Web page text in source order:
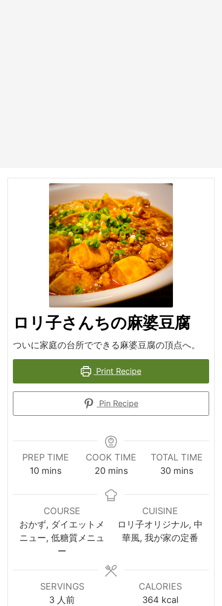
ロリ子さんちの麻婆豆腐
ついに家庭の台所でできる麻婆豆腐の頂点へ。
Print Recipe
Pin Recipe
PREP TIME
10minutes
mins
COOK TIME
20minutes
mins
TOTAL TIME
30minutes
mins
COURSE
おかず, ダイエットメ
ニュー, 低糖質メニュ
ー
CUISINE
ロリ子オリジナル, 中
華風, 我が家の定番
SERVINGS
3 人前
CALORIES
364 kcal